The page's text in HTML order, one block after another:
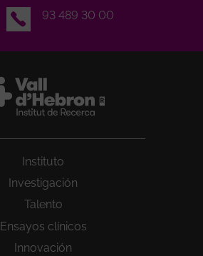
93 489 30 00
Instituto
Investigación
Talento
Ensayos clínicos
Innovación